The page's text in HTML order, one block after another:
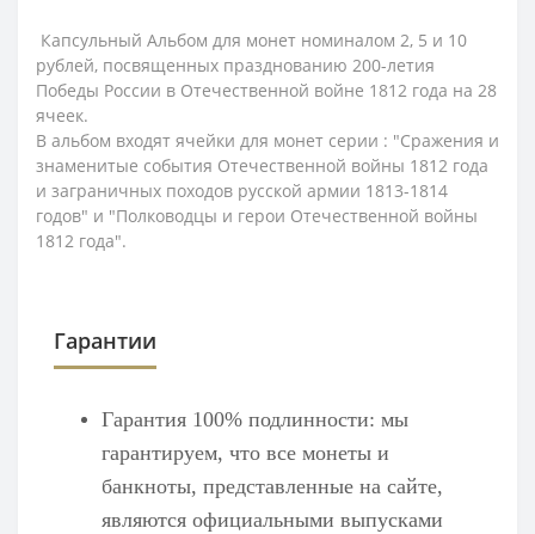
Капсульный Альбом для монет номиналом 2, 5 и 10
рублей, посвященных празднованию 200-летия
Победы России в Отечественной войне 1812 года на 28
ячеек.
В альбом входят ячейки для монет серии : "Сражения и
знаменитые события Отечественной войны 1812 года
и заграничных походов русской армии 1813-1814
годов" и "Полководцы и герои Отечественной войны
1812 года".
Гарантии
Гарантия 100% подлинности: мы
гарантируем, что все монеты и
банкноты, представленные на сайте,
являются официальными выпусками